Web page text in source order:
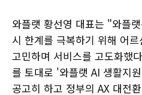
와플랫 황선영 대표는 "와플
시 한계를 극복하기 위해 어
고민하며 서비스를 고도화했
를 토대로 '와플랫 AI 생활지
공고히 하고 정부의 AX 대전